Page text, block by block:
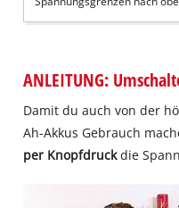
ANLEITUNG:
Damit du auch von der
Ah-Akkus Gebrauch
per Knopfdruckdie